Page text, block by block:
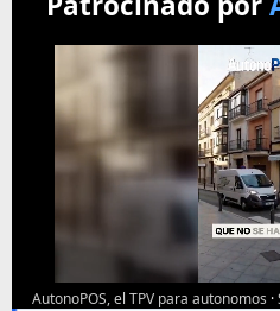
h
d
e
c
i
AutonoPOS, el TPV para autonomos ·